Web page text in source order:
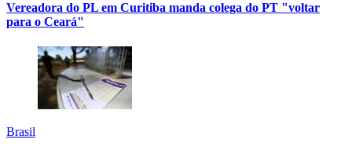
Vereadora do PL em Curitiba manda colega do PT "voltar
para o Ceará"
Brasil